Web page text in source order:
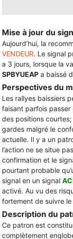
Mise à jour du
Aujourd’hui, la
VENDEUR. Le signal
a 3 jours, lorsque la
SPBYUEAP a baissé
Perspectives du
Les rallyes baissiers
faisant parfois
des positions
gardes malgré le
actuelle. Il y a un
l’action ne se situe
confirmation et le
pourtant probable
signal en un signal
activé. Au vu des
fortement de suivre le
Description du
Ce patron est
complètement